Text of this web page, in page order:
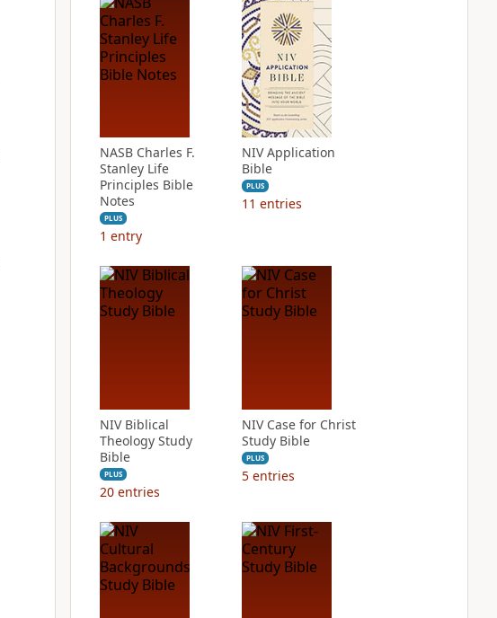
NASB Charles F.
Stanley Life
Principles Bible
Notes
PLUS
1 entry
NIV Application
Bible
PLUS
11 entries
NIV Biblical
Theology Study
Bible
PLUS
20 entries
NIV Case for Christ
Study Bible
PLUS
5 entries